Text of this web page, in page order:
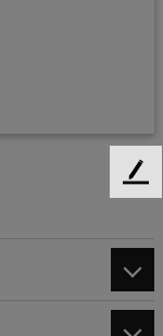
F
d
b
c